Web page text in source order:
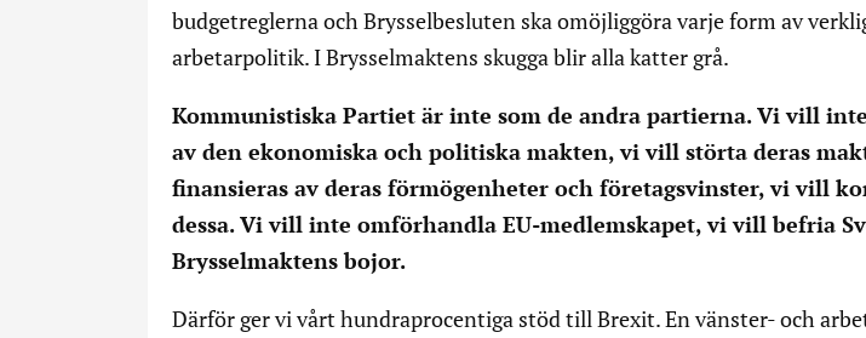
budgetreglerna och Brysselbesluten ska omöjliggöra varje form av
arbetarpolitik. I Brysselmaktens skugga blir alla katter grå.
Kommunistiska Partiet är inte som de andra partierna. Vi vill
av den ekonomiska och politiska makten, vi vill störta deras
finansieras av deras förmögenheter och företagsvinster, vi vill
dessa. Vi vill inte omförhandla EU-medlemskapet, vi vill befria
Brysselmaktens bojor.
Därför ger vi vårt hundraprocentiga stöd till Brexit. En vänster- och